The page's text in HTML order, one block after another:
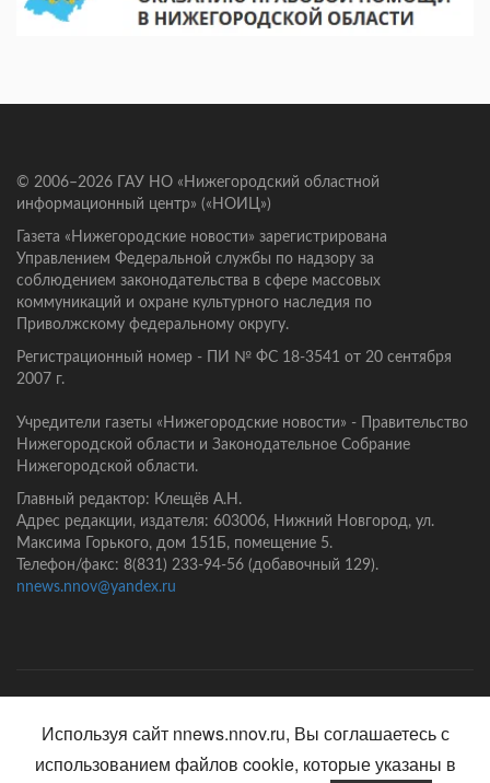
© 2006–2026 ГАУ НО «Нижегородский областной
информационный центр» («НОИЦ»)
Газета «Нижегородские новости» зарегистрирована
Управлением Федеральной службы по надзору за
соблюдением законодательства в сфере массовых
коммуникаций и охране культурного наследия по
Приволжскому федеральному округу.
Регистрационный номер - ПИ № ФС 18-3541 от 20 сентября
2007 г.
Учредители газеты «Нижегородские новости» - Правительство
Нижегородской области и Законодательное Собрание
Нижегородской области.
Главный редактор: Клещёв А.Н.
Адрес редакции, издателя: 603006, Нижний Новгород, ул.
Максима Горького, дом 151Б, помещение 5.
Телефон/факс: 8(831) 233-94-56 (добавочный 129).
nnews.nnov@yandex.ru
Используя сайт nnews.nnov.ru, Вы соглашаетесь с
использованием файлов cookie, которые указаны в